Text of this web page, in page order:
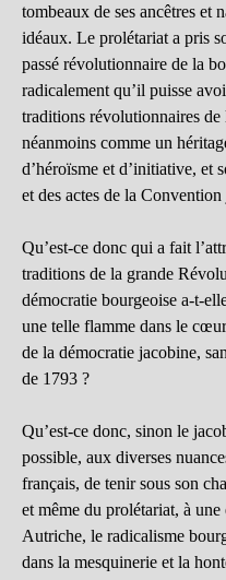
tombeaux de ses ancêtres et
idéaux. Le prolétariat a pris
passé révolutionnaire de la
radicalement qu’il puisse
traditions révolutionnaires de
néanmoins comme un
d’héroïsme et d’initiative, et
et des actes de la
Qu’est-ce donc qui a fait
traditions de la grande
démocratie bourgeoise a-t-
une telle flamme dans le
de la démocratie jacobine,
de 1793 ?
Qu’est-ce donc, sinon le
possible, aux diverses
français, de tenir sous son
et même du prolétariat, à
Autriche, le radicalisme
dans la mesquinerie et la